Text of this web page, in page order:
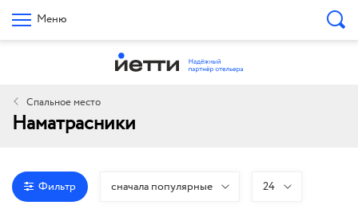
Меню
Спальное место
Наматрасники
Фильтр сначала популярные 24